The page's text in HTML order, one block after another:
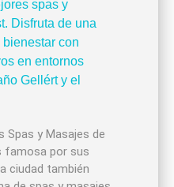
Spas y Masajes de
famosa por sus
ciudad también